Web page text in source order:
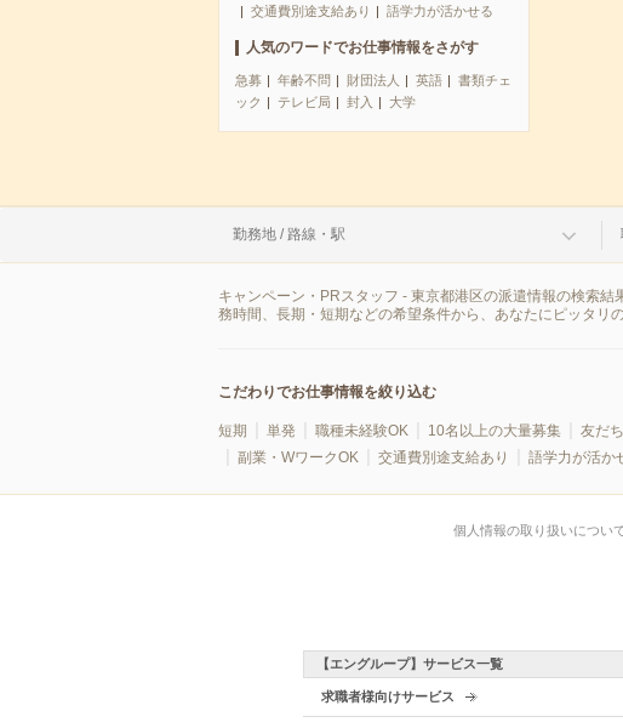
交通費別途支給あり
語学力が活かせる
人気のワードでお仕事情報をさがす
急募 年齢不問 財団法人 英語
書類チェ
ック
テレビ局 封入 大学
勤務地 / 路線・駅
キャンペーン・PRスタッフ - 東京都港区の派遣情報の検索
務時間、長期・短期などの希望条件から、あなたにピッタリ
こだわりでお仕事情報を絞り込む
短期 単発 職種未経験OK 10名以上の大量募集 友だ
副業・WワークOK
交通費別途支給あり 語学力が活か
個人情報の取り扱いについ
【エングループ】サービス一覧
求職者様向けサービス